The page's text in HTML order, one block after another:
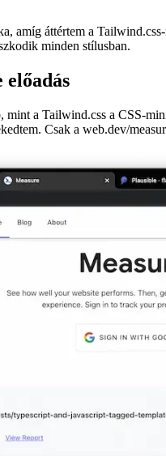
amíg áttértem a
minden stílusban.
előadás
Csak a web.dev/